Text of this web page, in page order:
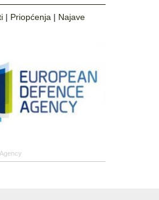
| Priopćenja | Najave